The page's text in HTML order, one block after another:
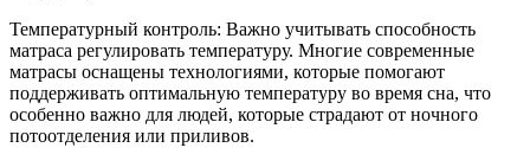
Температурный контроль: Важно учитывать способность
матраса регулировать температуру. Многие современные
матрасы оснащены технологиями, которые помогают
поддерживать оптимальную температуру во время сна, что
особенно важно для людей, которые страдают от ночного
потоотделения или приливов.